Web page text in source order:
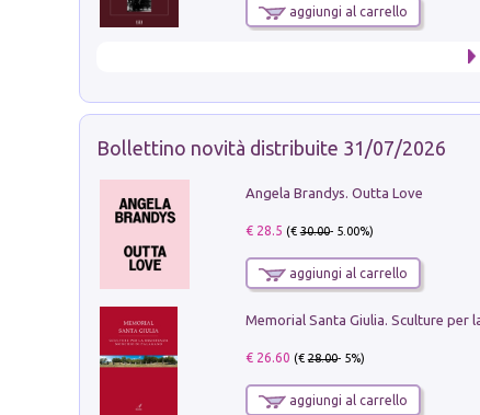
aggiungi al carrello
Bollettino novità distribuite 31/07/2026
Angela Brandys. Outta Love
€ 28.5 (€30.00- 5.00%)
aggiungi al carrello
€ 26.60 (€28.00- 5%)
aggiungi al carrello